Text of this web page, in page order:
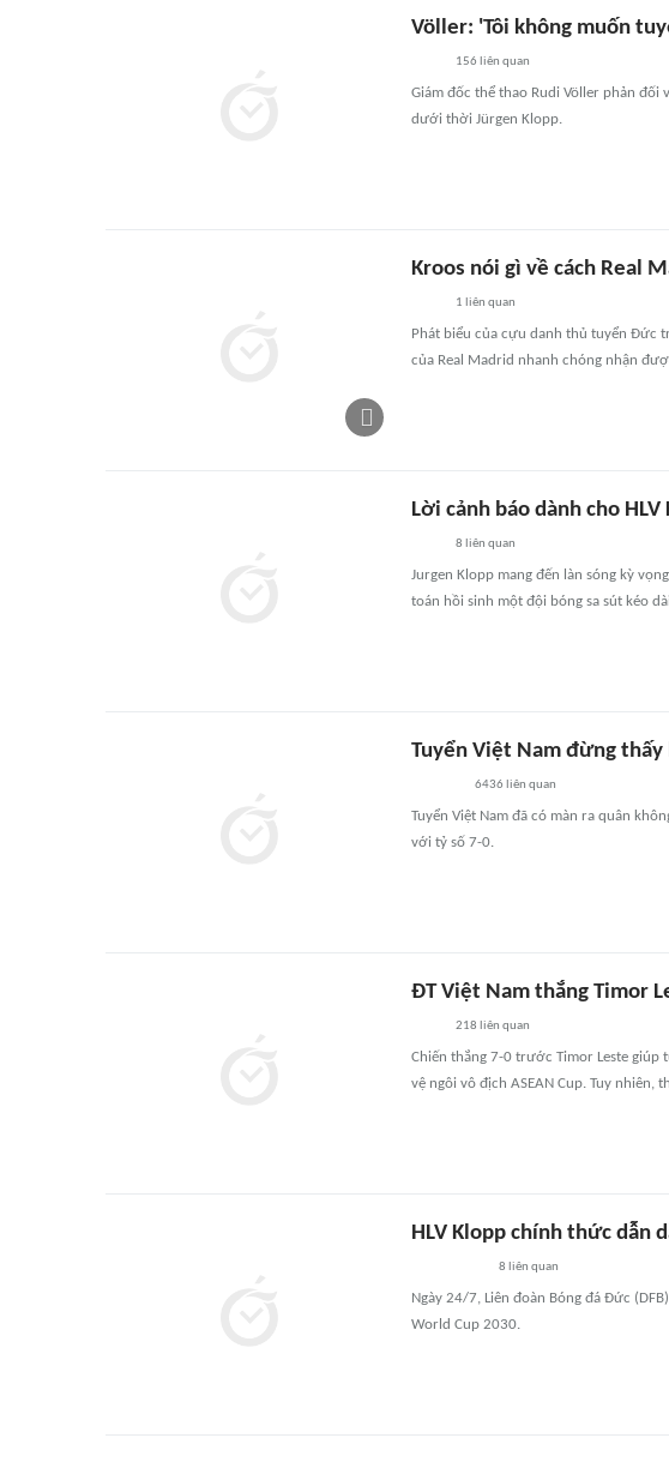
Völler: 'Tôi không muốn
156 liên quan
Giám đốc thể thao Rudi Völler phản
dưới thời Jürgen Klopp.
Kroos nói gì về cách Real
1 liên quan
Phát biểu của cựu danh thủ tuyển Đức
của Real Madrid nhanh chóng nhận
Lời cảnh báo dành cho HLV
8 liên quan
Jurgen Klopp mang đến làn sóng kỳ
toán hồi sinh một đội bóng sa sút kéo
Tuyển Việt Nam đừng
6436 liên quan
Tuyển Việt Nam đã có màn ra quân
với tỷ số 7-0.
ĐT Việt Nam thắng Timor
218 liên quan
Chiến thắng 7-0 trước Timor Leste giúp
vệ ngôi vô địch ASEAN Cup. Tuy nhiên,
HLV Klopp chính thức dẫn
8 liên quan
Ngày 24/7, Liên đoàn Bóng đá Đức
World Cup 2030.